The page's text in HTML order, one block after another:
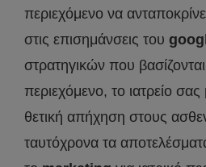
περιεχόμενο να
στις επισημάνσεις του
στρατηγικών που
περιεχόμενο, το ιατρείο
θετική απήχηση στους
ταυτόχρονα τα